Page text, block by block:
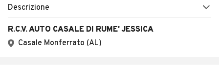
Descrizione
R.C.V. AUTO CASALE DI RUME' JESSICA
Casale Monferrato (AL)